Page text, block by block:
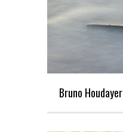
Bruno Houdayer